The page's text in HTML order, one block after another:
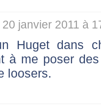
20 janvier 2011 à
Huget dans
à me poser
loosers.